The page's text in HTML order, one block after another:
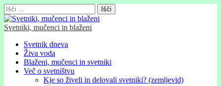
Išči:
Svetniki, mučenci in blaženi
Glavni
meni
Skip
content
Svetnik dneva
Živa voda
Blaženi, mučenci in svetniki
Več o svetništvu
Kje so živeli in delovali svetniki? (zemljevid)